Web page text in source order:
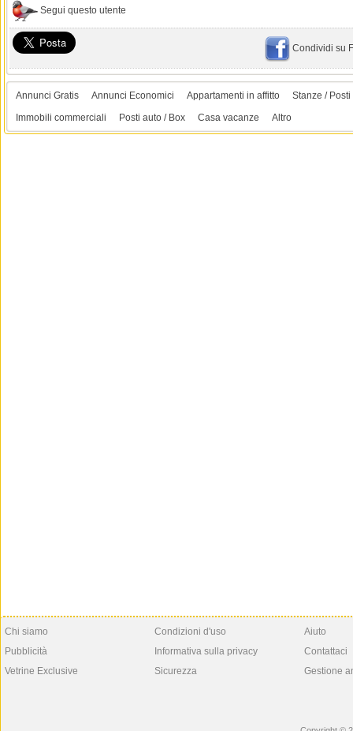
Segui questo utente
Condividi su
Annunci Gratis Annunci Economici Appartamenti in affitto
Stanze / Posti
Immobili commerciali
Posti auto / Box Casa vacanze Altro
Chi siamo
Pubblicità
Vetrine Exclusive
Condizioni d'uso
Informativa sulla privacy
Sicurezza
Aiuto
Contattaci
Gestione